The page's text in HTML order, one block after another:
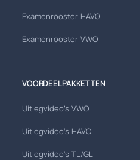
Examenrooster HAVO
Examenrooster VWO
VOORDEELPAKKETTEN
Uitlegvideo's VWO
Uitlegvideo's HAVO
Uitlegvideo's TL/GL